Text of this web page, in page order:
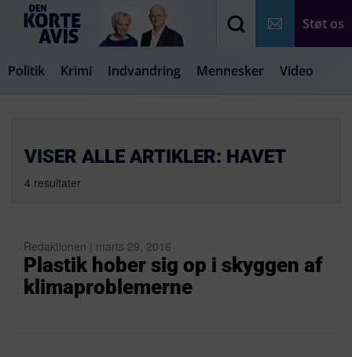
Støt os
Politik Krimi Indvandring Mennesker Video
VISER ALLE ARTIKLER: HAVET
4 resultater
Redaktionen | marts 29, 2016
Plastik hober sig op i skyggen af
klimaproblemerne